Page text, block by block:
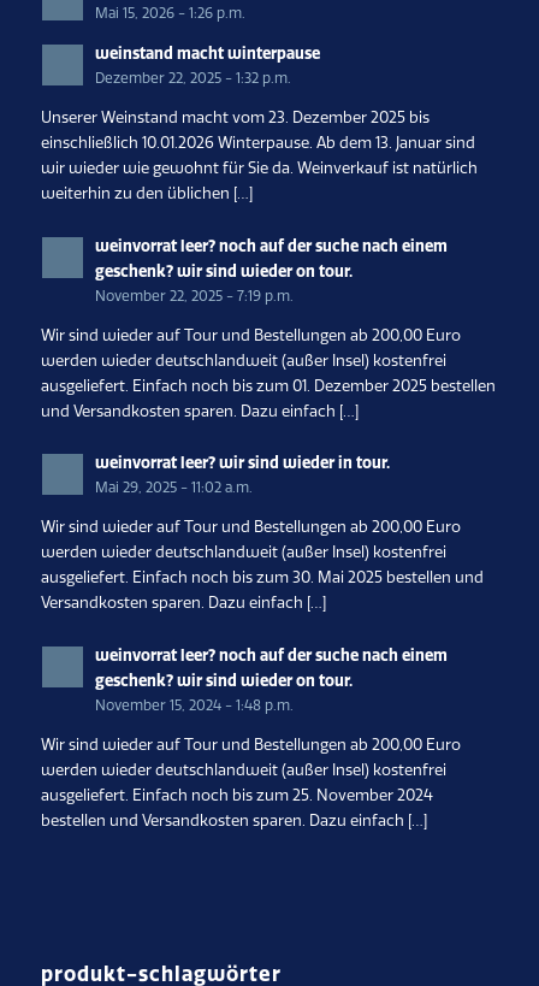
Mai 15, 2026 - 1:26 p.m.
weinstand macht winterpause
Dezember 22, 2025 - 1:32 p.m.
Unserer Weinstand macht vom 23. Dezember 2025 bis
einschließlich 10.01.2026 Winterpause. Ab dem 13. Januar sind
wir wieder wie gewohnt für Sie da. Weinverkauf ist natürlich
weiterhin zu den üblichen […]
weinvorrat leer? noch auf der suche nach einem
geschenk? wir sind wieder on tour.
November 22, 2025 - 7:19 p.m.
Wir sind wieder auf Tour und Bestellungen ab 200,00 Euro
werden wieder deutschlandweit (außer Insel) kostenfrei
ausgeliefert. Einfach noch bis zum 01. Dezember 2025 bestellen
und Versandkosten sparen. Dazu einfach […]
weinvorrat leer? wir sind wieder in tour.
Mai 29, 2025 - 11:02 a.m.
Wir sind wieder auf Tour und Bestellungen ab 200,00 Euro
werden wieder deutschlandweit (außer Insel) kostenfrei
ausgeliefert. Einfach noch bis zum 30. Mai 2025 bestellen und
Versandkosten sparen. Dazu einfach […]
weinvorrat leer? noch auf der suche nach einem
geschenk? wir sind wieder on tour.
November 15, 2024 - 1:48 p.m.
Wir sind wieder auf Tour und Bestellungen ab 200,00 Euro
werden wieder deutschlandweit (außer Insel) kostenfrei
ausgeliefert. Einfach noch bis zum 25. November 2024
bestellen und Versandkosten sparen. Dazu einfach […]
produkt-schlagwörter